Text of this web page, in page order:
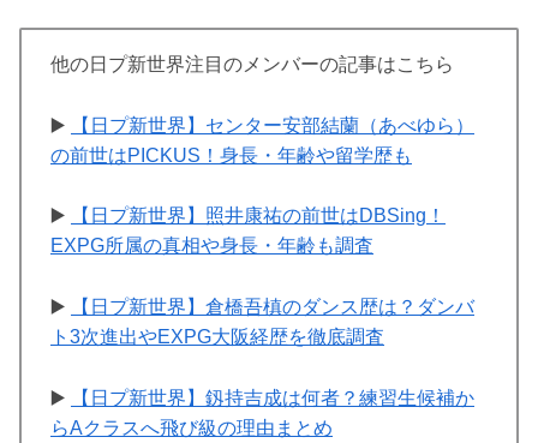
他の日プ新世界注目のメンバーの記事はこちら
▶️
【日プ新世界】センター安部結蘭（あべゆら）
の前世はPICKUS！身長・年齢や留学歴も
▶️
【日プ新世界】照井康祐の前世はDBSing！
EXPG所属の真相や身長・年齢も調査
▶️
【日プ新世界】倉橋吾槙のダンス歴は？ダンバ
ト3次進出やEXPG大阪経歴を徹底調査
▶️
【日プ新世界】釼持吉成は何者？練習生候補か
らAクラスへ飛び級の理由まとめ